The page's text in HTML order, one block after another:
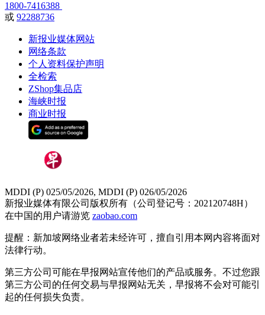
1800-7416388
或 92288736
新报业媒体网站
网络条款
个人资料保护声明
全检索
ZShop集品店
海峡时报
商业时报
MDDI (P) 025/05/2026, MDDI (P) 026/05/2026
新报业媒体有限公司版权所有（公司登记号：202120748H）
在中国的用户请游览 zaobao.com
提醒：新加坡网络业者若未经许可，擅自引用本网内容将面对
法律行动。
第三方公司可能在早报网站宣传他们的产品或服务。不过您跟
第三方公司的任何交易与早报网站无关，早报将不会对可能引
起的任何损失负责。